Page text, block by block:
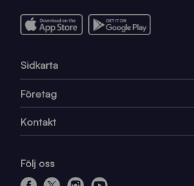
Sidkarta
Företag
Kontakt
Följ oss